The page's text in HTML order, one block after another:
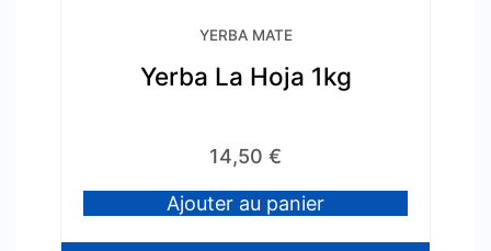
YERBA MATE
Yerba La Hoja 1kg
14,50 €
Ajouter au panier